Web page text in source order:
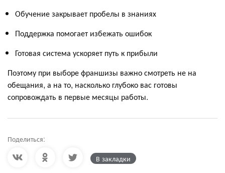
Обучение закрывает пробелы в знаниях
Поддержка помогает избежать ошибок
Готовая система ускоряет путь к прибыли
Поэтому при выборе франшизы важно смотреть не на
обещания, а на то, насколько глубоко вас готовы
сопровождать в первые месяцы работы.
Поделиться:
В закладки